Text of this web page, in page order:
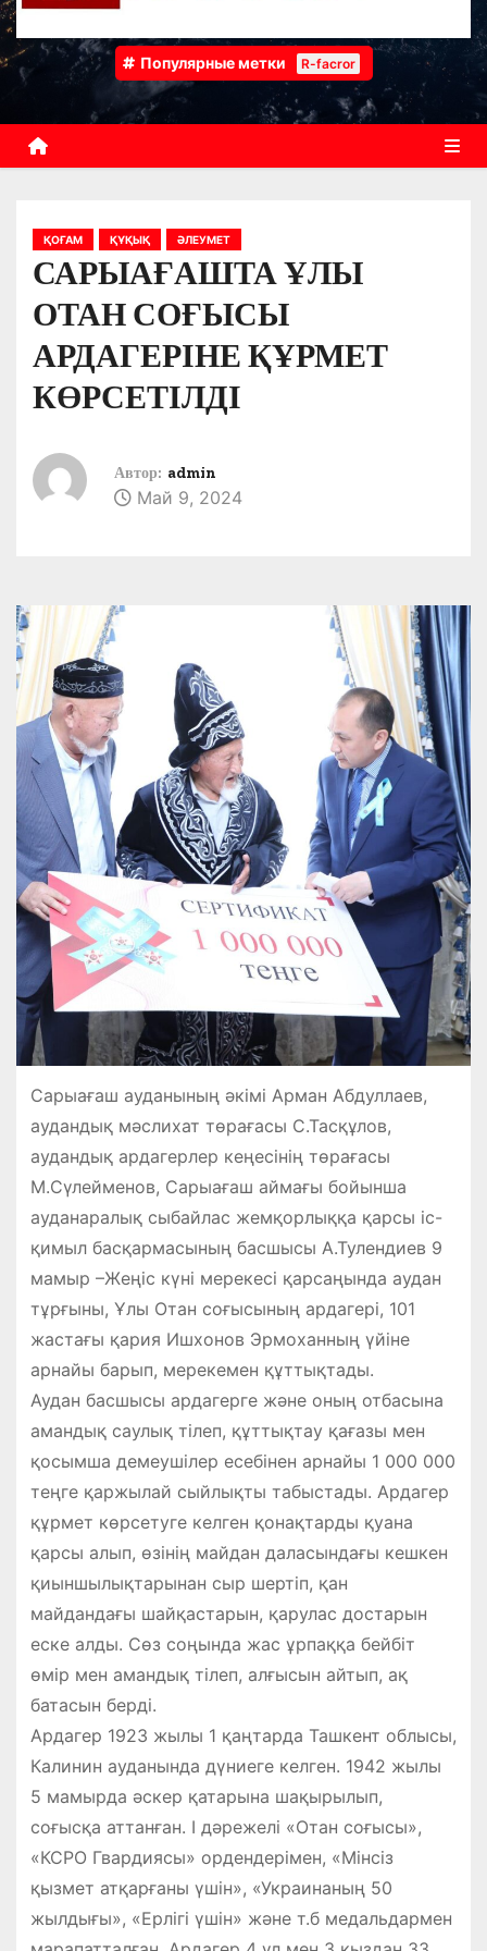
Популярные метки R-facror
ҚОҒАМ ҚҰҚЫҚ ӘЛЕУМЕТ
САРЫАҒАШТА ҰЛЫ
ОТАН СОҒЫСЫ
АРДАГЕРІНЕ ҚҰРМЕТ
КӨРСЕТІЛДІ
Автор: admin
Май 9, 2024
Сарыағаш ауданының әкімі Арман Абдуллаев,
аудандық мәслихат төрағасы С.Тасқұлов,
аудандық ардагерлер кеңесінің төрағасы
М.Сүлейменов, Сарыағаш аймағы бойынша
ауданаралық сыбайлас жемқорлыққа қарсы іс-
қимыл басқармасының басшысы А.Тулендиев 9
мамыр –Жеңіс күні мерекесі қарсаңында аудан
тұрғыны, Ұлы Отан соғысының ардагері, 101
жастағы қария Ишхонов Эрмоханның үйіне
арнайы барып, мерекемен құттықтады.
Аудан басшысы ардагерге және оның отбасына
амандық саулық тілеп, құттықтау қағазы мен
қосымша демеушілер есебінен арнайы 1 000 000
теңге қаржылай сыйлықты табыстады. Ардагер
құрмет көрсетуге келген қонақтарды қуана
қарсы алып, өзінің майдан даласындағы кешкен
қиыншылықтарынан сыр шертіп, қан
майдандағы шайқастарын, қарулас достарын
еске алды. Сөз соңында жас ұрпаққа бейбіт
өмір мен амандық тілеп, алғысын айтып, ақ
батасын берді.
Ардагер 1923 жылы 1 қаңтарда Ташкент облысы,
Калинин ауданында дүниеге келген. 1942 жылы
5 мамырда әскер қатарына шақырылып,
соғысқа аттанған. I дәрежелі «Отан соғысы»,
«КСРО Гвардиясы» ордендерімен, «Мінсіз
қызмет атқарғаны үшін», «Украинаның 50
жылдығы», «Ерлігі үшін» және т.б медальдармен